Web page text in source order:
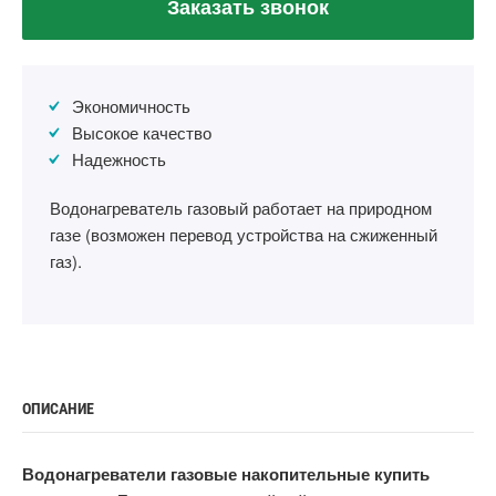
Заказать звонок
Экономичность
Высокое качество
Надежность
Водонагреватель газовый работает на природном
газе (возможен перевод устройства на сжиженный
газ).
ОПИСАНИЕ
Водонагреватели газовые накопительные купить